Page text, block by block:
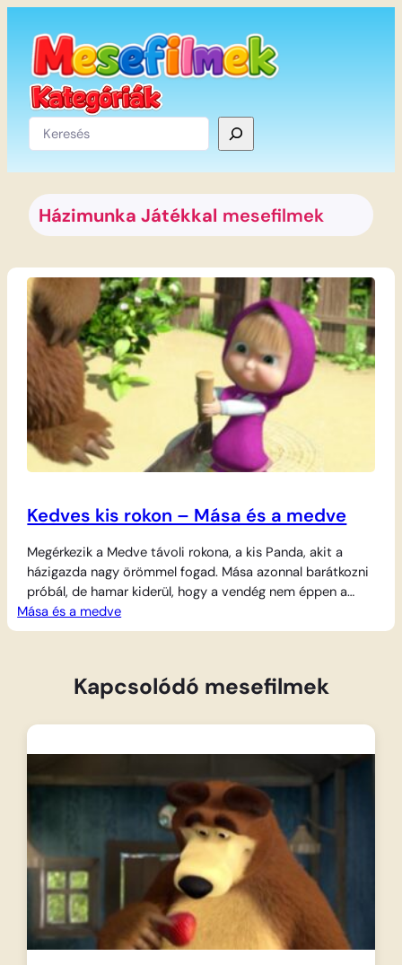
tartalomhoz
Keresés
Házimunka Játékkal mesefilmek
Kedves kis rokon – Mása és a medve
Megérkezik a Medve távoli rokona, a kis Panda, akit a
házigazda nagy örömmel fogad. Mása azonnal barátkozni
próbál, de hamar kiderül, hogy a vendég nem éppen a
legkönnyebb eset, és a két kicsi között azonnal fellángol a
versenyszellem. Minden apróságon összevesznek, legyen
Mása és a medve
Kapcsolódó mesefilmek